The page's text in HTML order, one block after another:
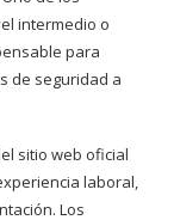
intermedio o
para
de seguridad a
sitio web oficial
laboral,
Los